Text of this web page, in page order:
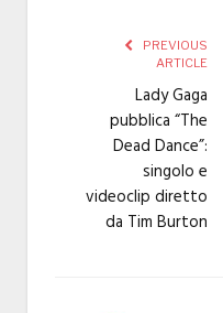
PREVIOUS
ARTICLE
Lady Gaga
pubblica “The
Dead Dance”:
singolo e
videoclip diretto
da Tim Burton